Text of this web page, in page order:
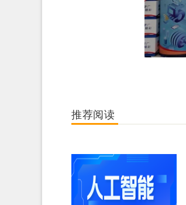
推荐阅读